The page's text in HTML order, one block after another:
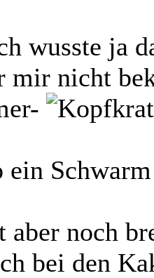
wusste ja
mir nicht
ein
aber noch
bei den